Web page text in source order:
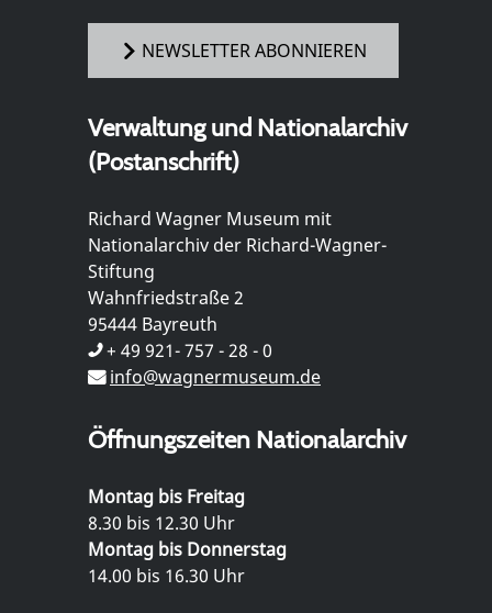
NEWSLETTER ABONNIEREN
Verwaltung und Nationalarchiv
(Postanschrift)
Richard Wagner Museum mit
Nationalarchiv der Richard-Wagner-
Stiftung
Wahnfriedstraße 2
95444 Bayreuth
+ 49 921- 757 - 28 - 0
info@wagnermuseum.de
Öffnungszeiten Nationalarchiv
Montag bis Freitag
8.30 bis 12.30 Uhr
Montag bis Donnerstag
14.00 bis 16.30 Uhr